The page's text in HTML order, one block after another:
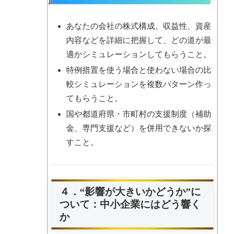
あなたの会社の株式構成、収益性、資産
内容などを詳細に把握して、どの道が最
適かシミュレーションしてもらうこと。
特例措置を使う場合と使わない場合の比
較シミュレーションを複数パターン作っ
てもらうこと。
国や都道府県・市町村の支援制度（補助
金、専門支援など）を併用できないか探
すこと。
４．“影響が大きいかどうか”に
ついて：中小企業にはどう響く
か